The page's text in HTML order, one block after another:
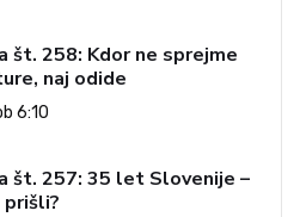
št. 258: Kdor ne sprejme
naj odide
6:10
št. 257: 35 let Slovenije –
prišli?